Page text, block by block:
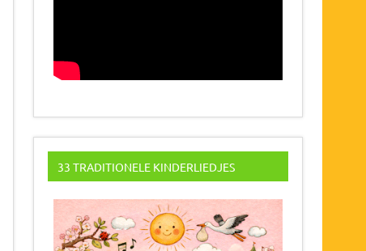
33 TRADITIONELE KINDERLIEDJES